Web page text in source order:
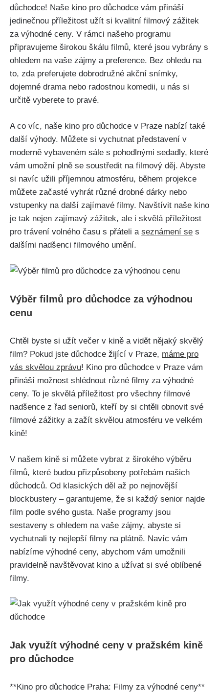
důchodce! Naše kino pro důchodce vám přináší
jedinečnou příležitost užít si kvalitní filmový zážitek
za výhodné ceny. V rámci našeho programu
připravujeme širokou škálu filmů, které jsou vybrány s
ohledem na vaše zájmy a preference. Bez ohledu na
to, zda preferujete dobrodružné akční snímky,
dojemné drama nebo radostnou komedii, u nás si
určitě vyberete to pravé.
A co víc, naše kino pro důchodce v Praze nabízí také
další výhody. Můžete si vychutnat představení v
moderně vybaveném sále s pohodlnými sedadly, které
vám umožní plně se soustředit na filmový děj. Abyste
si navíc užili příjemnou atmosféru, během projekce
můžete začasté vyhrát různé drobné dárky nebo
vstupenky na další zajímavé filmy. Navštívit naše kino
je tak nejen zajímavý zážitek, ale i skvělá příležitost
pro trávení volného času s přáteli a seznámení se s
dalšími nadšenci filmového umění.
Výběr filmů pro důchodce za výhodnou
cenu
Chtěl byste si užít večer v kině a vidět nějaký skvělý
film? Pokud jste důchodce žijící v Praze, máme pro
vás skvělou zprávu! Kino pro důchodce v Praze vám
přináší možnost shlédnout různé filmy za výhodné
ceny. To je skvělá příležitost pro všechny filmové
nadšence z řad seniorů, kteří by si chtěli obnovit své
filmové zážitky a zažít skvělou atmosféru ve velkém
kině!
V našem kině si můžete vybrat z širokého výběru
filmů, které budou přizpůsobeny potřebám našich
důchodců. Od klasických děl až po nejnovější
blockbustery – garantujeme, že si každý senior najde
film podle svého gusta. Naše programy jsou
sestaveny s ohledem na vaše zájmy, abyste si
vychutnali ty nejlepší filmy na plátně. Navíc vám
nabízíme výhodné ceny, abychom vám umožnili
pravidelně navštěvovat kino a užívat si své oblíbené
filmy.
Jak využít výhodné ceny v pražském kině
pro důchodce
**Kino pro důchodce Praha: Filmy za výhodné ceny**